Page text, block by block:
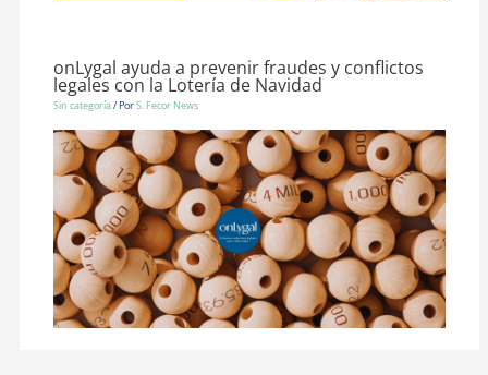
onLygal ayuda a prevenir fraudes y conflictos
legales con la Lotería de Navidad
Sin categoría/ PorS. Fecor News